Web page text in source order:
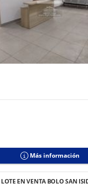
Más información
LOTE EN VENTA BOLO SAN